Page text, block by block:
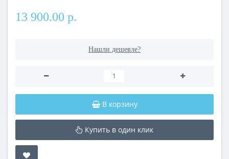
13 900.00 р.
Нашли дешевле?
В корзину
Купить в один клик